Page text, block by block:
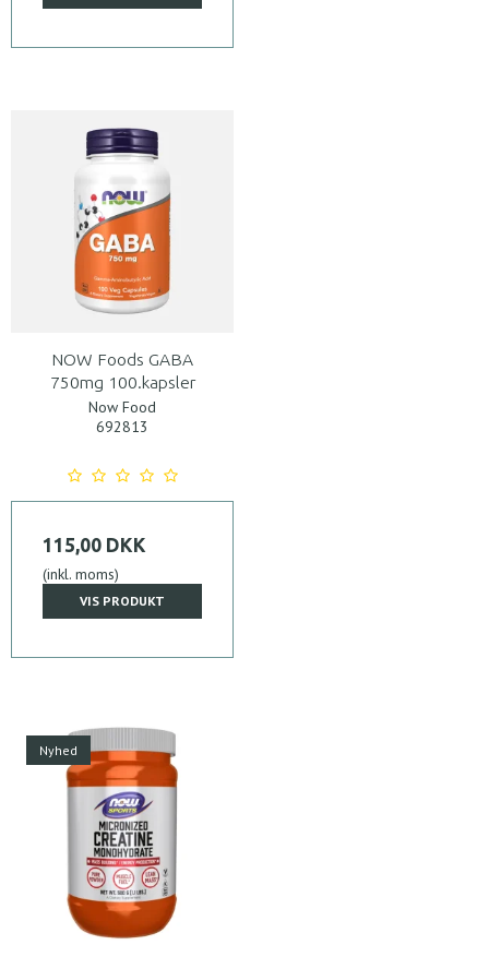
NOW Foods GABA
750mg 100.kapsler
Now Food
692813
115,00 DKK
(inkl. moms)
VIS PRODUKT
Nyhed